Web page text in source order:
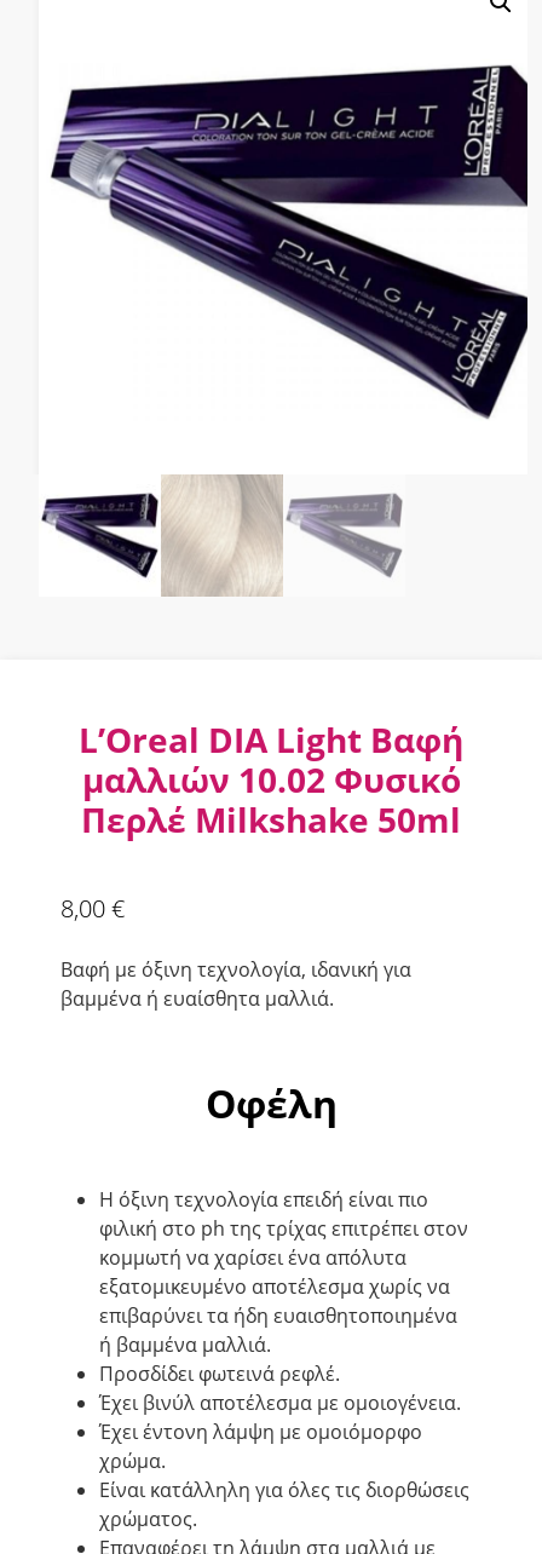
L’Oreal DIA Light Βαφή
μαλλιών 10.02 Φυσικό
Περλέ Milkshake 50ml
8,00€
Βαφή με όξινη τεχνολογία, ιδανική για
βαμμένα ή ευαίσθητα μαλλιά.
Οφέλη
H όξινη τεχνολογία επειδή είναι πιο
φιλική στο ph της τρίχας επιτρέπει στον
κομμωτή να χαρίσει ένα απόλυτα
εξατομικευμένο αποτέλεσμα χωρίς να
επιβαρύνει τα ήδη ευαισθητοποιημένα
ή βαμμένα μαλλιά.
Προσδίδει φωτεινά ρεφλέ.
Έχει βινύλ αποτέλεσμα με ομοιογένεια.
Έχει έντονη λάμψη με ομοιόμορφο
χρώμα.
Είναι κατάλληλη για όλες τις διορθώσεις
χρώματος.
Επαναφέρει τη λάμψη στα μαλλιά με